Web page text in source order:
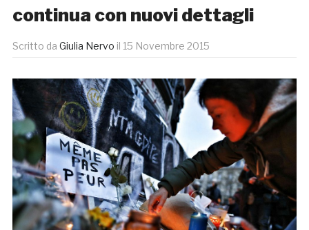
continua con nuovi dettagli
Scritto da Giulia Nervo il 15 Novembre 2015